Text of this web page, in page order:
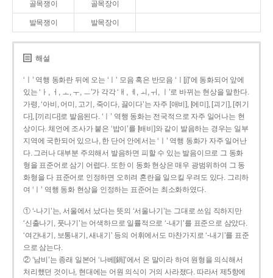
골목쟁이 골목장이
발목쟁이 발목장이
해설
‘ㅣ’ 역행 동화란 뒤에 오는 ‘ㅣ’ 모음 혹은 반모음 ‘ㅣ[j]’에 동화되어 앞에
있는 ‘ㅏ, ㅓ, ㅗ, ㅜ, ㅡ’가 각각 ‘ㅐ, ㅔ, ㅚ, ㅟ, ㅣ’로 바뀌는 현상을 말한다.
가령, ‘아비, 어미, 고기, 죽이다, 끓이다’는 자주 [애비], [에미], [괴기], [쥐기
다], [끼리다]로 발음된다. ‘ㅣ’ 역행 동화는 전국적으로 자주 일어나는 현
상이다. 체언에 조사가 붙은 ‘밥이’를 [배비]와 같이 발음하는 경우는 일부
지역에 국한되어 있으나, 한 단어 안에서는 ‘ㅣ’ 역행 동화가 자주 일어난
다. 그러나 대부분 주의해서 발음하면 피할 수 있는 발음이므로 그 동화
형을 표준어로 삼기 어렵다. 또한 이 동화 현상은 매우 광범위하여 그 동
화형을 다 표준어로 인정하면 오히려 혼란을 일으킬 우려도 있다. 그리하
여 ‘ㅣ’ 역행 동화 현상을 인정하는 표준어는 최소화하였다.
① ‘-나기’는, 서울에서 났다는 뜻의 ‘서울나기’는 그대로 쓰임 직하지만
‘신출나기, 풋나기’는 어색하므로 일률적으로 ‘-내기’를 표준으로 삼았다.
‘여간내기, 보통내기, 새내기’ 등의 어휘에서도 마찬가지로 ‘-내기’를 표준
으로 삼는다.
② ‘남비’는 종래 일본어 ‘나베[鍋]’에서 온 말이라 하여 원형을 의식해서
처리했던 것이나, 현대에는 어원 의식이 거의 사라졌다. 따라서 제5항에